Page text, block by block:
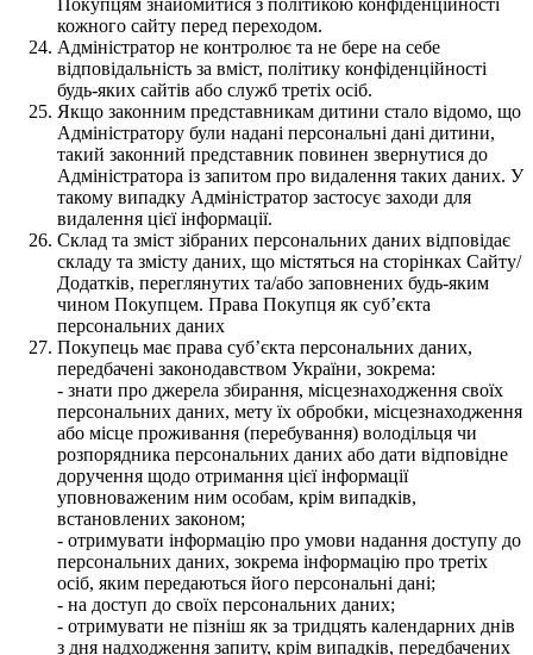
Покупцям знайомитися з політикою конфіденційності
кожного сайту перед переходом.
Адміністратор не контролює та не бере на себе
відповідальність за вміст, політику конфіденційності
будь-яких сайтів або служб третіх осіб.
Якщо законним представникам дитини стало відомо, що
Адміністратору були надані персональні дані дитини,
такий законний представник повинен звернутися до
Адміністратора із запитом про видалення таких даних. У
такому випадку Адміністратор застосує заходи для
видалення цієї інформації.
Склад та зміст зібраних персональних даних відповідає
складу та змісту даних, що містяться на сторінках Сайту/
Додатків, переглянутих та/або заповнених будь-яким
чином Покупцем. Права Покупця як суб’єкта
персональних даних
Покупець має права суб’єкта персональних даних,
передбачені законодавством України, зокрема:
- знати про джерела збирання, місцезнаходження своїх
персональних даних, мету їх обробки, місцезнаходження
або місце проживання (перебування) володільця чи
розпорядника персональних даних або дати відповідне
доручення щодо отримання цієї інформації
уповноваженим ним особам, крім випадків,
встановлених законом;
- отримувати інформацію про умови надання доступу до
персональних даних, зокрема інформацію про третіх
осіб, яким передаються його персональні дані;
- на доступ до своїх персональних даних;
- отримувати не пізніш як за тридцять календарних днів
з дня надходження запиту, крім випадків, передбачених